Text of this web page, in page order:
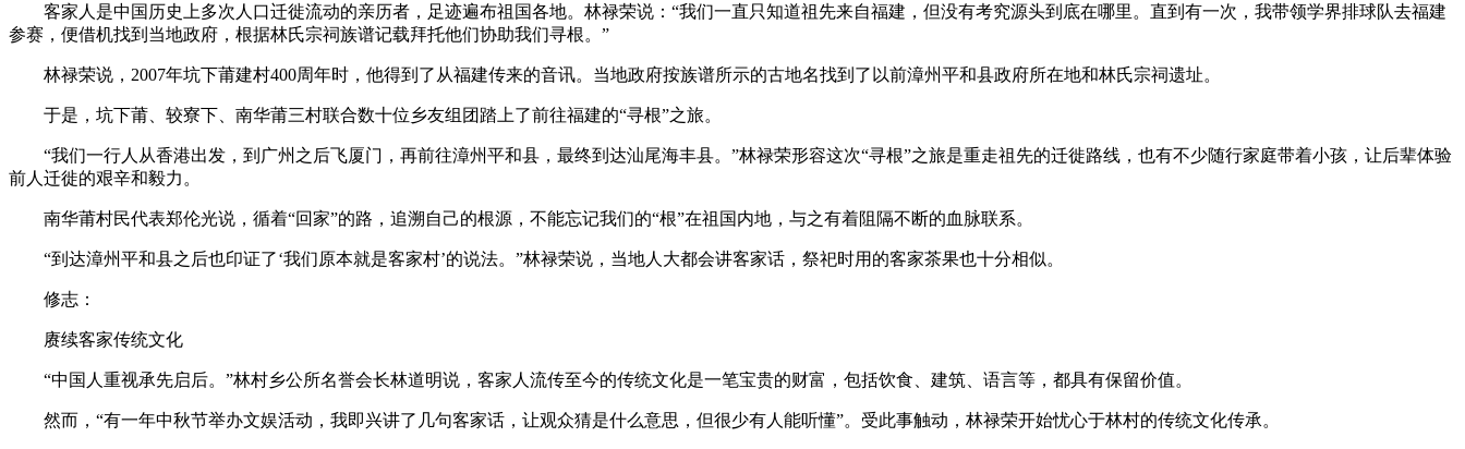
客家人是中国历史上多次人口迁徙流动的亲历者，足迹遍布祖国各地。林禄荣说：“我们一直只知道祖先来自福建，但没有考究源头到底在哪里。直到有一次，我带领学界排球队去福建
参赛，便借机找到当地政府，根据林氏宗祠族谱记载拜托他们协助我们寻根。”
林禄荣说，2007年坑下莆建村400周年时，他得到了从福建传来的音讯。当地政府按族谱所示的古地名找到了以前漳州平和县政府所在地和林氏宗祠遗址。
于是，坑下莆、较寮下、南华莆三村联合数十位乡友组团踏上了前往福建的“寻根”之旅。
“我们一行人从香港出发，到广州之后飞厦门，再前往漳州平和县，最终到达汕尾海丰县。”林禄荣形容这次“寻根”之旅是重走祖先的迁徙路线，也有不少随行家庭带着小孩，让后辈体验
前人迁徙的艰辛和毅力。
南华莆村民代表郑伦光说，循着“回家”的路，追溯自己的根源，不能忘记我们的“根”在祖国内地，与之有着阻隔不断的血脉联系。
“到达漳州平和县之后也印证了‘我们原本就是客家村’的说法。”林禄荣说，当地人大都会讲客家话，祭祀时用的客家茶果也十分相似。
修志：
赓续客家传统文化
“中国人重视承先启后。”林村乡公所名誉会长林道明说，客家人流传至今的传统文化是一笔宝贵的财富，包括饮食、建筑、语言等，都具有保留价值。
然而，“有一年中秋节举办文娱活动，我即兴讲了几句客家话，让观众猜是什么意思，但很少有人能听懂”。受此事触动，林禄荣开始忧心于林村的传统文化传承。